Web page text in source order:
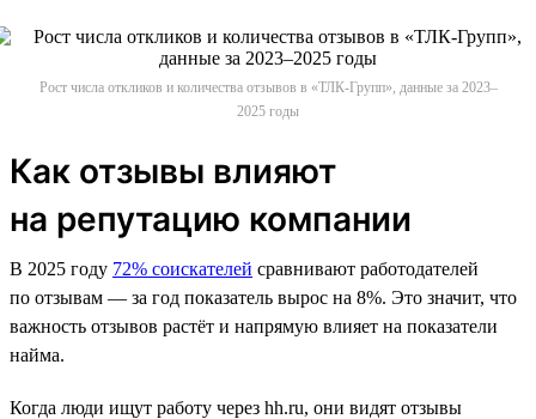
Рост числа откликов и количества отзывов в «ТЛК-Групп», данные за 2023–
2025 годы
Как отзывы влияют
на репутацию компании
В 2025 году 72% соискателей сравнивают работодателей
по отзывам — за год показатель вырос на 8%. Это значит, что
важность отзывов растёт и напрямую влияет на показатели
найма.
Когда люди ищут работу через hh.ru, они видят отзывы